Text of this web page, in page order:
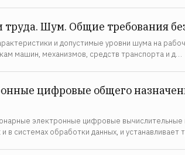
труда. Шум. Общие требования
и допустимые уровни шума на
машин, механизмов, средств транспорта и д…
цифровые общего
электронные цифровые
в системах обработки данных, и устанавливает